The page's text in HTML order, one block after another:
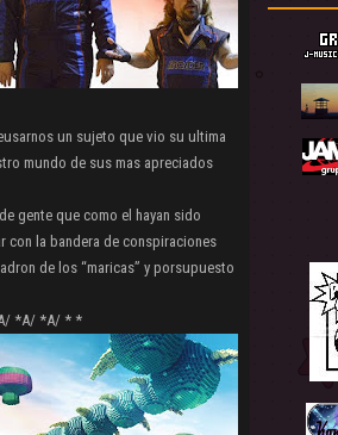
un sujeto que vio su ultima
mundo de sus mas apreciados
gente que como el hayan sido
con la bandera de conspiraciones
de los “maricas” y porsupuesto
*A/ *A/ * *